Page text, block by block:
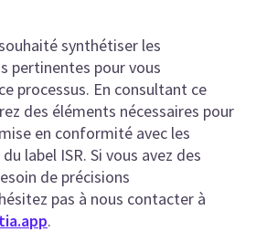
synthétiser les
pertinentes pour vous
processus. En consultant ce
des éléments nécessaires pour
en conformité avec les
label ISR. Si vous avez des
de précisions
pas à nous contacter à
.